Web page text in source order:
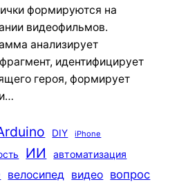
формируются на
видеофильмов.
анализирует
идентифицирует
героя, формирует
DIY iPhone
ИИ автоматизация
велосипед видео вопрос